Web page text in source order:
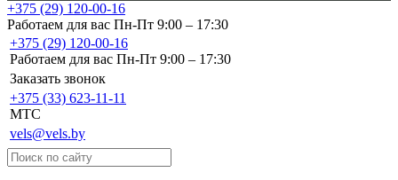
+375 (29) 120-00-16
Работаем для вас Пн-Пт 9:00 – 17:30
+375 (29) 120-00-16
Работаем для вас Пн-Пт 9:00 – 17:30
Заказать звонок
+375 (33) 623-11-11
MTC
vels@vels.by